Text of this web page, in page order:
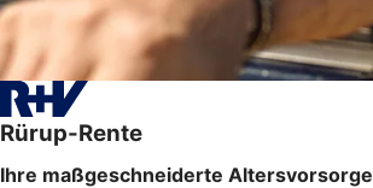
Rürup-Rente
Ihre maßgeschneiderte Altersvorsorge